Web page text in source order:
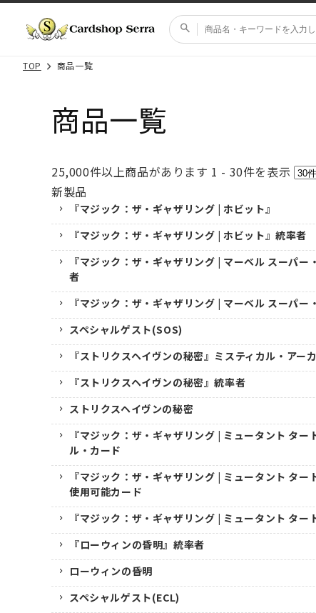
ンツに
進む
TOP 商品一覧
商品一覧
25,000件以上商品があります 1 - 30件を表示
新製品
『マジック：ザ・ギャザリング | ホビット』
『マジック：ザ・ギャザリング | ホビット』統率者
『マジック：ザ・ギャザリング | マーベル スーパー
者
『マジック：ザ・ギャザリング | マーベル スーパー
スペシャルゲスト(SOS)
『ストリクスヘイヴンの秘密』ミスティカル・アー
『ストリクスヘイヴンの秘密』統率者
ストリクスヘイヴンの秘密
『マジック：ザ・ギャザリング | ミュータント ター
ル・カード
『マジック：ザ・ギャザリング | ミュータント ター
使用可能カード
『マジック：ザ・ギャザリング | ミュータント ター
『ローウィンの昏明』統率者
ローウィンの昏明
スペシャルゲスト(ECL)